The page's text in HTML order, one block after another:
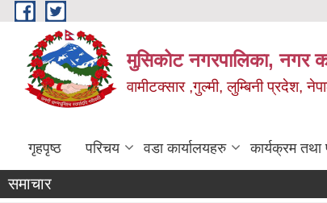
Skip to main content
मुसिकोट नगरपालिका, नगर
वामीटक्सार ,गुल्मी, लुम्बिनी प्रदेश,
गृहपृष्ठ परिचय वडा कार्यालयहरु कार्यक्रम तथा
समाचार